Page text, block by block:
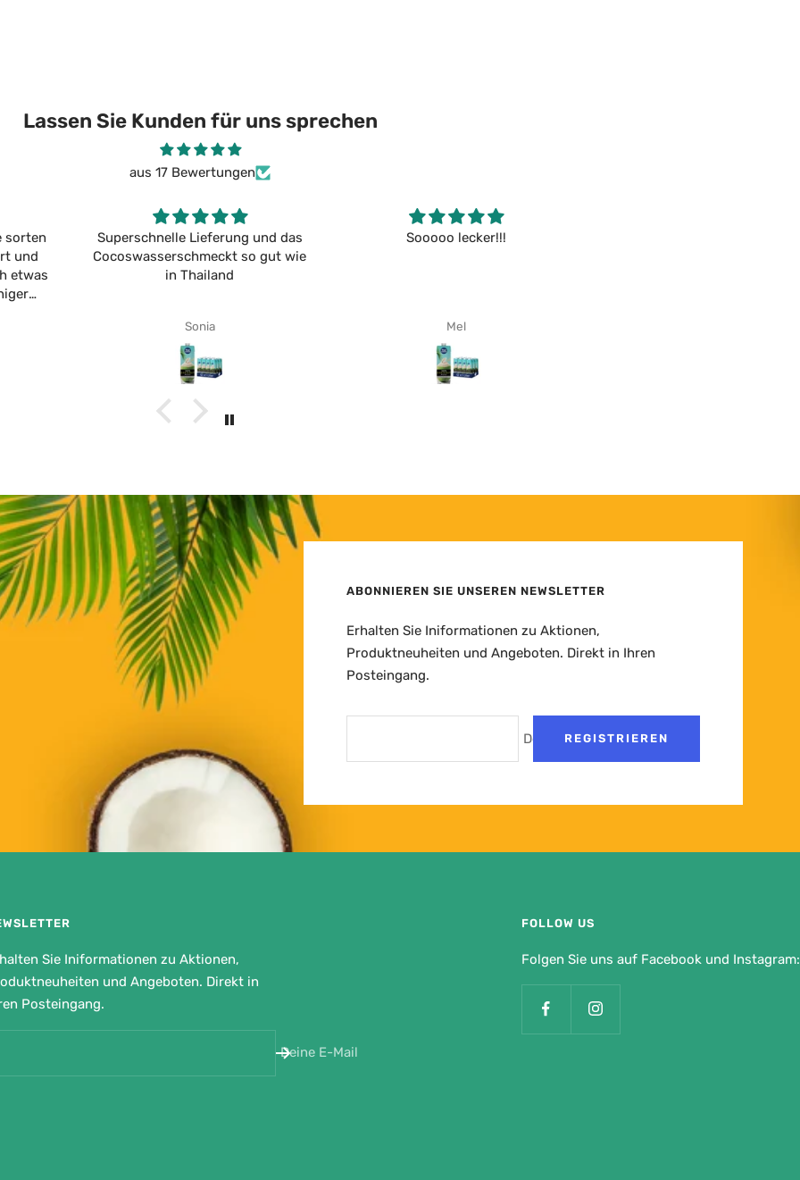
Lassen Sie Kunden für uns sprechen
aus 17 Bewertungen
das
wie
Sooooo lecker!!!
Mel
gut
prutsanee somsawang
ABONNIEREN SIE UNSEREN NEWSLETTER
Erhalten Sie Iniformationen zu Aktionen,
Produktneuheiten und Angeboten. Direkt in Ihren
Posteingang.
Deine E-MailREGISTRIEREN
Sie Iniformationen zu Aktionen,
und Angeboten. Direkt in
Posteingang.
Deine E-Mail
FOLLOW US
Folgen Sie uns auf Facebook und Instagram: